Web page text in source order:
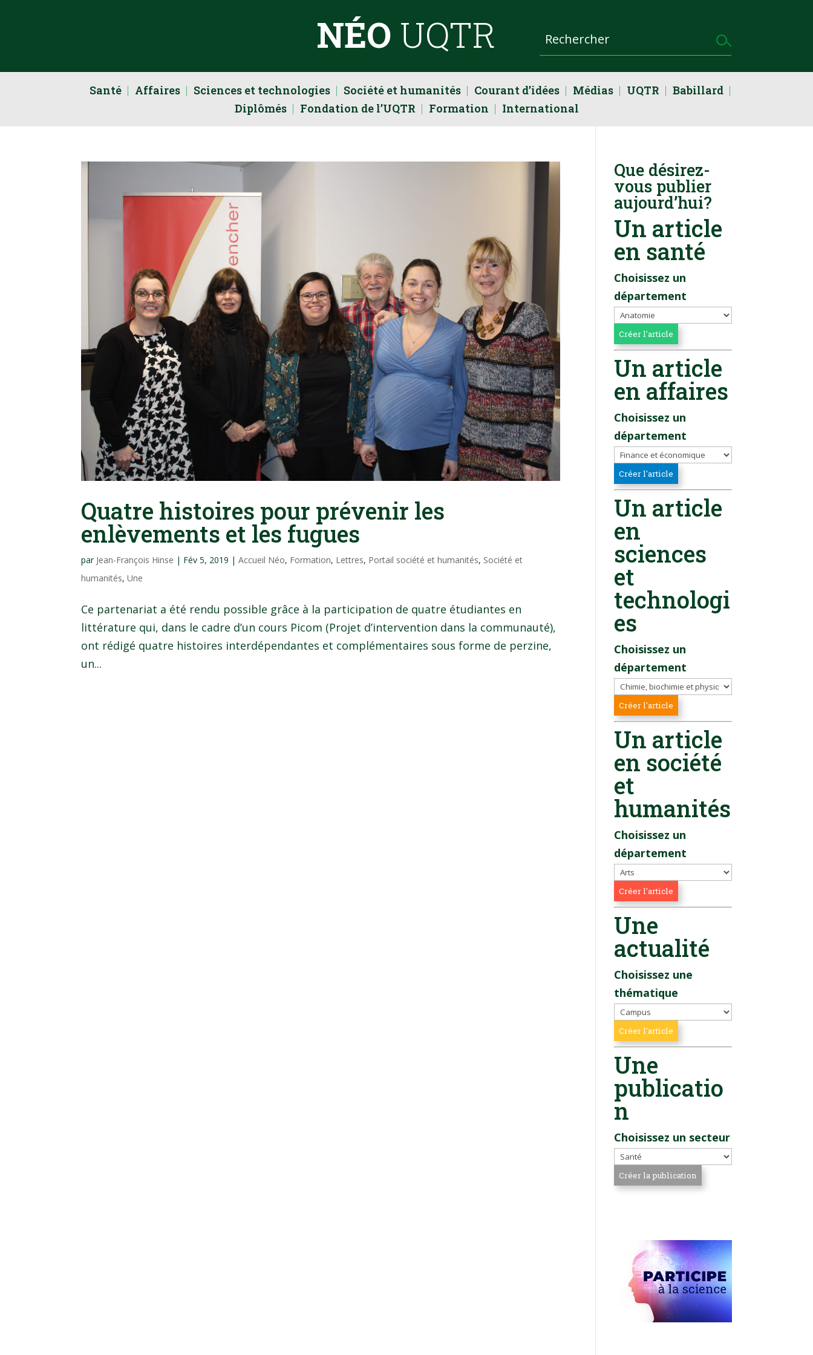
NÉO UQTR
Santé Affaires Sciences et technologies Société et humanités Courant d’idées Médias UQTR
Babillard
Diplômés
Fondation de l’UQTR Formation International
Quatre histoires pour prévenir les
enlèvements et les fugues
par Jean-François Hinse | Fév 5, 2019 |Accueil Néo, Formation, Lettres, Portail société et humanités, Société et
humanités,Une
Ce partenariat a été rendu possible grâce à la participation de quatre étudiantes en
littérature qui, dans le cadre d’un cours Picom (Projet d’intervention dans la communauté),
ont rédigé quatre histoires interdépendantes et complémentaires sous forme de perzine,
un...
Que désirez-
vous publier
aujourd’hui?
Un article
en santé
Choisissez un
département
Un article
en affaires
Choisissez un
département
Un article
en
sciences
et
technologi
es
Choisissez un
département
Un article
en société
et
humanités
Choisissez un
département
Une
actualité
Choisissez une
thématique
Une
publicatio
n
Choisissez un secteur